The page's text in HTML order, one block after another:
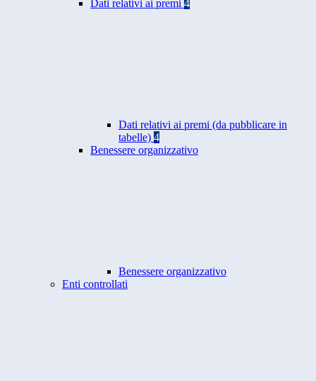
Dati relativi ai premi 4
Dati relativi ai premi (da pubblicare in
tabelle) 4
Benessere organizzativo
Benessere organizzativo
Enti controllati